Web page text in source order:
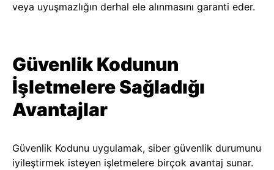
veya uyuşmazlığın derhal ele alınmasını garanti eder.
Güvenlik Kodunun
İşletmelere Sağladığı
Avantajlar
Güvenlik Kodunu uygulamak, siber güvenlik durumunu
iyileştirmek isteyen işletmelere birçok avantaj sunar.